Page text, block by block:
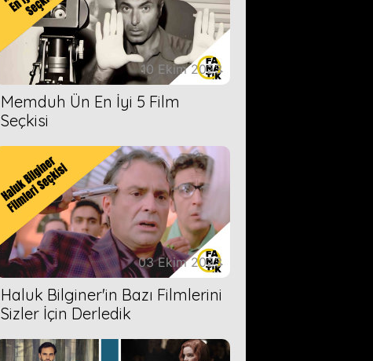
10 Ekim 2023
Memduh Ün En İyi 5 Film
Seçkisi
03 Ekim 2023
Haluk Bilginer'in Bazı Filmlerini
Sizler İçin Derledik